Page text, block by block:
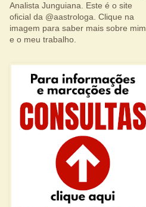
Analista Junguiana. Este é o site
oficial da @aastrologa. Clique na
imagem para saber mais sobre mim
e o meu trabalho.